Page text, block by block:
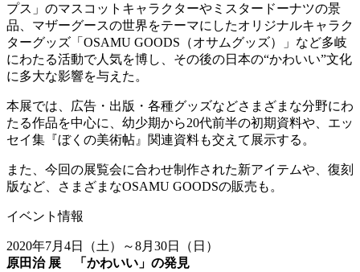
プス」のマスコットキャラクターやミスタードーナツの景
品、マザーグースの世界をテーマにしたオリジナルキャラク
ターグッズ「OSAMU GOODS（オサムグッズ）」など多岐
にわたる活動で人気を博し、その後の日本の“かわいい”文化
に多大な影響を与えた。
本展では、広告・出版・各種グッズなどさまざまな分野にわ
たる作品を中心に、幼少期から20代前半の初期資料や、エッ
セイ集『ぼくの美術帖』関連資料も交えて展示する。
また、今回の展覧会に合わせ制作された新アイテムや、復刻
版など、さまざまなOSAMU GOODSの販売も。
イベント情報
2020年7月4日（土）～8月30日（日）
原田治 展 「かわいい」の発見